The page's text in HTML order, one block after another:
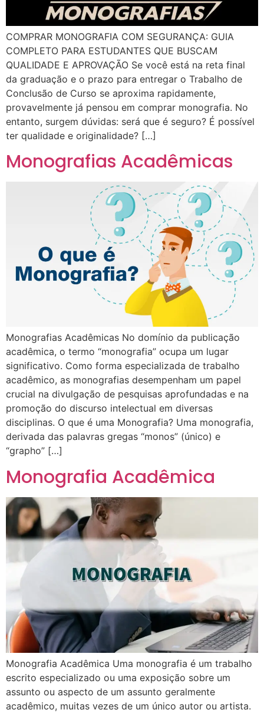
COMPRAR MONOGRAFIA COM SEGURANÇA: GUIA
COMPLETO PARA ESTUDANTES QUE BUSCAM
QUALIDADE E APROVAÇÃO Se você está na reta final
da graduação e o prazo para entregar o Trabalho de
Conclusão de Curso se aproxima rapidamente,
provavelmente já pensou em comprar monografia. No
entanto, surgem dúvidas: será que é seguro? É possível
ter qualidade e originalidade? […]
Monografias Acadêmicas
Monografias Acadêmicas No domínio da publicação
acadêmica, o termo “monografia” ocupa um lugar
significativo. Como forma especializada de trabalho
acadêmico, as monografias desempenham um papel
crucial na divulgação de pesquisas aprofundadas e na
promoção do discurso intelectual em diversas
disciplinas. O que é uma Monografia? Uma monografia,
derivada das palavras gregas “monos” (único) e
“grapho” […]
Monografia Acadêmica
Monografia Acadêmica Uma monografia é um trabalho
escrito especializado ou uma exposição sobre um
assunto ou aspecto de um assunto geralmente
acadêmico, muitas vezes de um único autor ou artista.